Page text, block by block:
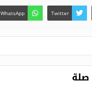
Twitter
WhatsApp
صلة